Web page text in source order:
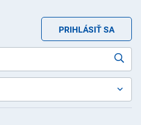
PRIHLÁSIŤ SA